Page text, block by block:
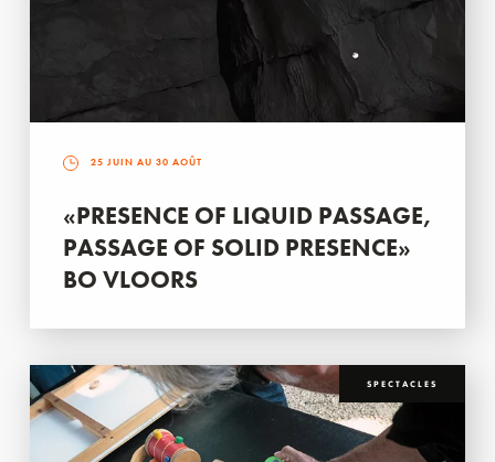
25 JUIN AU 30 AOÛT
«PRESENCE OF LIQUID PASSAGE,
PASSAGE OF SOLID PRESENCE»
BO VLOORS
SPECTACLES